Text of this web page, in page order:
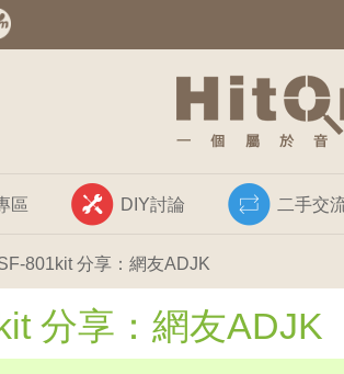
區 DIY討論 二手交
801kit 分享：網友ADJK
分享：網友ADJK